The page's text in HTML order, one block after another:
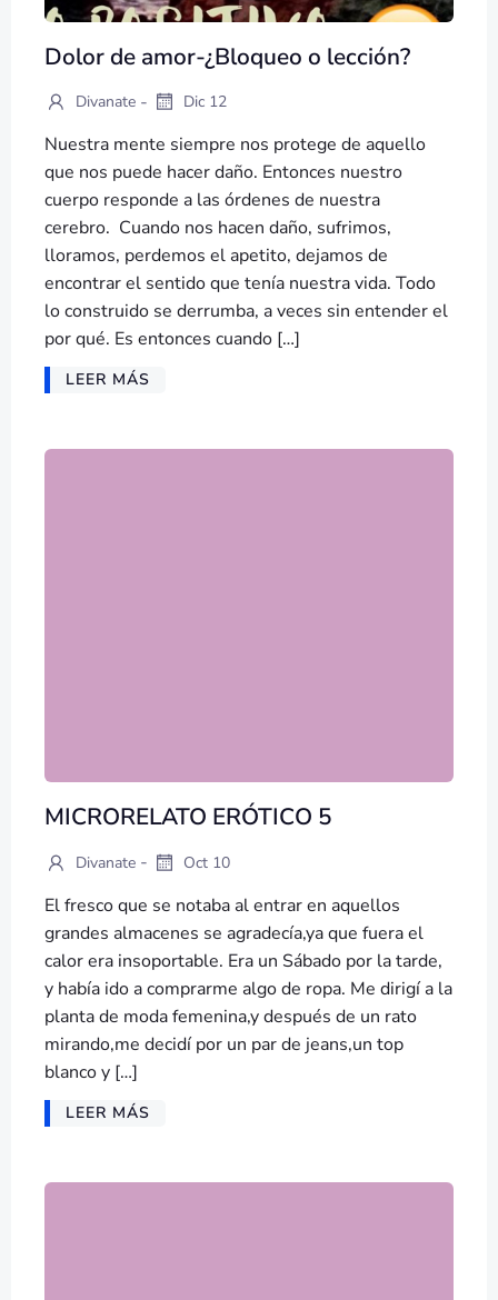
Dolor de amor-¿Bloqueo o lección?
Divanate - Dic 12
Nuestra mente siempre nos protege de aquello
que nos puede hacer daño. Entonces nuestro
cuerpo responde a las órdenes de nuestra
cerebro. Cuando nos hacen daño, sufrimos,
lloramos, perdemos el apetito, dejamos de
encontrar el sentido que tenía nuestra vida. Todo
lo construido se derrumba, a veces sin entender el
por qué. Es entonces cuando […]
LEER MÁS
MICRORELATO ERÓTICO 5
Divanate - Oct 10
El fresco que se notaba al entrar en aquellos
grandes almacenes se agradecía,ya que fuera el
calor era insoportable. Era un Sábado por la tarde,
y había ido a comprarme algo de ropa. Me dirigí a la
planta de moda femenina,y después de un rato
mirando,me decidí por un par de jeans,un top
blanco y […]
LEER MÁS